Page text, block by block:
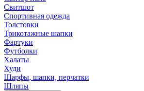
Свитшот
Спортивная одежда
Толстовки
Трикотажные шапки
Фартуки
Футболки
Халаты
Худи
Шарфы, шапки, перчатки
Шляпы